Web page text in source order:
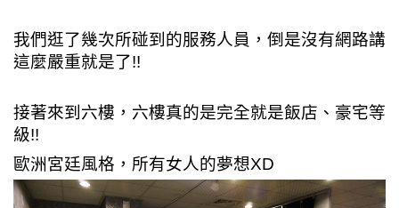
我們逛了幾次所碰到的服務人員，倒是沒有網路講
這麼嚴重就是了!!
接著來到六樓，六樓真的是完全就是飯店、豪宅等
級!!
歐洲宮廷風格，所有女人的夢想XD